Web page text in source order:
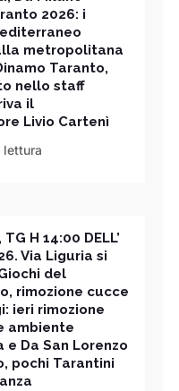
2026: i
metropolitana
Taranto,
nello staff
il
Livio Cartenì
lettura
H 14:00 DELL’
Via Liguria si
del
rimozione cucce
ieri rimozione
ambiente
Da San Lorenzo
pochi Tarantini